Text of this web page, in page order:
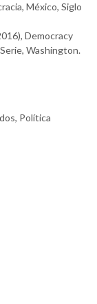
México, Siglo
Democracy
Washington.
, Política